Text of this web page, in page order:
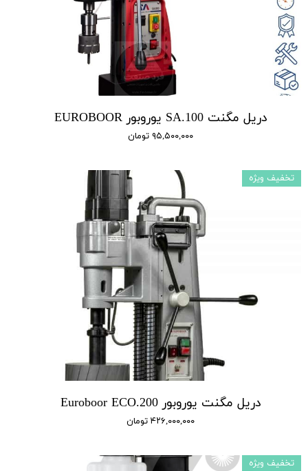
دریل مگنت SA.100 یوروبور EUROBOOR
۹۵,۵۰۰,۰۰۰ تومان
دریل مگنت یوروبور Euroboor ECO.200
۴۲۶,۰۰۰,۰۰۰ تومان
تخفیف ویژه
تخفیف ویژه